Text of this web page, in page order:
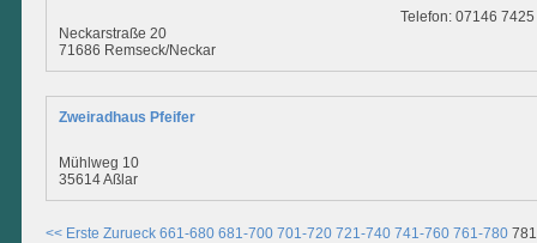
Neckarstraße 20
71686 Remseck/Neckar
Telefon: 07146 7425
Zweiradhaus Pfeifer
Mühlweg 10
35614 Aßlar
<< Erste Zurueck 661-680 681-700 701-720 721-740 741-760 761-780